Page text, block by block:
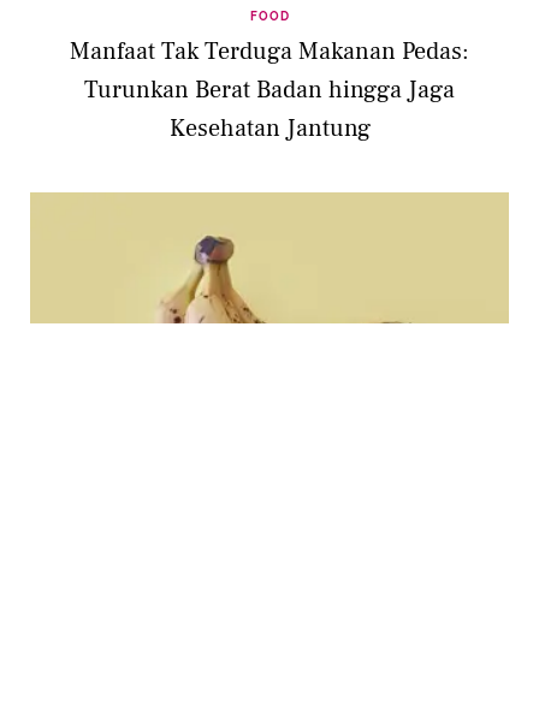
FOOD
Manfaat Tak Terduga Makanan Pedas:
Turunkan Berat Badan hingga Jaga
Kesehatan Jantung